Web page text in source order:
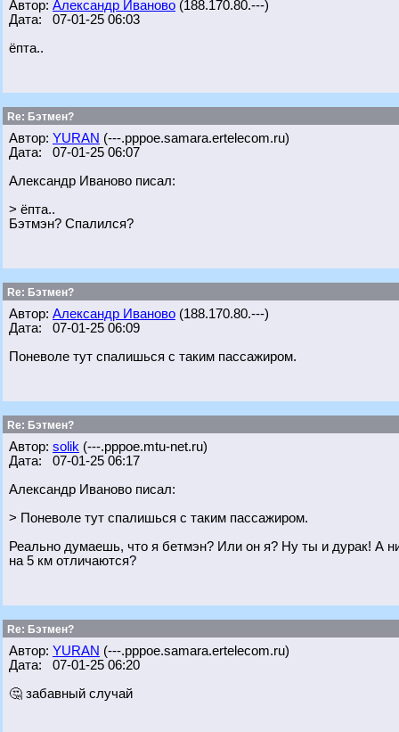
Автор: Александр Иваново (188.170.80.---)
Дата: 07-01-25 06:03
ёпта..
Re: Бэтмен?
Автор: YURAN (---.pppoe.samara.ertelecom.ru)
Дата: 07-01-25 06:07
Александр Иваново писал:
> ёпта..
Бэтмэн? Спалился?
Re: Бэтмен?
Автор: Александр Иваново (188.170.80.---)
Дата: 07-01-25 06:09
Поневоле тут спалишься с таким пассажиром.
Re: Бэтмен?
Автор: solik (---.pppoe.mtu-net.ru)
Дата: 07-01-25 06:17
Александр Иваново писал:
> Поневоле тут спалишься с таким пассажиром.
Реально думаешь, что я бетмэн? Или он я? Ну ты и дурак! А
на 5 км отличаются?
Re: Бэтмен?
Автор: YURAN (---.pppoe.samara.ertelecom.ru)
Дата: 07-01-25 06:20
🤔 забавный случай